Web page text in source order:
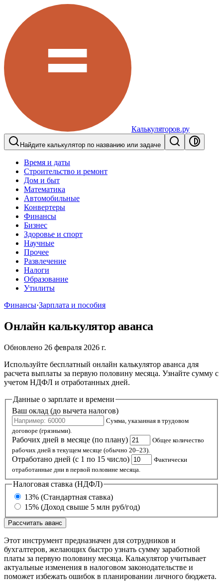
Калькуляторов.ру
Найдите калькулятор по названию или задаче
Время и даты
Строительство и ремонт
Дом и быт
Математика
Автомобильные
Конвертеры
Финансы
Бизнес
Здоровье и спорт
Научные
Прочее
Развлечение
Налоги
Образование
Утилиты
Финансы·Зарплата и пособия
Онлайн калькулятор аванса
Обновлено 26 февраля 2026 г.
Используйте бесплатный онлайн калькулятор аванса для
расчета выплаты за первую половину месяца. Узнайте сумму с
учетом НДФЛ и отработанных дней.
Данные о зарплате и времени
Ваш оклад (до вычета налогов)
Сумма, указанная в трудовом
договоре (грязными).
Рабочих дней в месяце (по плану)
Общее количество
рабочих дней в текущем месяце (обычно 20–23).
Отработано дней (с 1 по 15 число)
Фактически
отработанные дни в первой половине месяца.
Налоговая ставка (НДФЛ)
13% (Стандартная ставка)
15% (Доход свыше 5 млн руб/год)
Рассчитать аванс
Этот инструмент предназначен для сотрудников и
бухгалтеров, желающих быстро узнать сумму заработной
платы за первую половину месяца. Калькулятор учитывает
актуальные изменения в налоговом законодательстве и
поможет избежать ошибок в планировании личного бюджета.